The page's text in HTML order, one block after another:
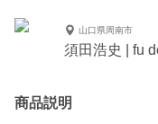
山口県周南市
須田浩史 | fu
商品説明